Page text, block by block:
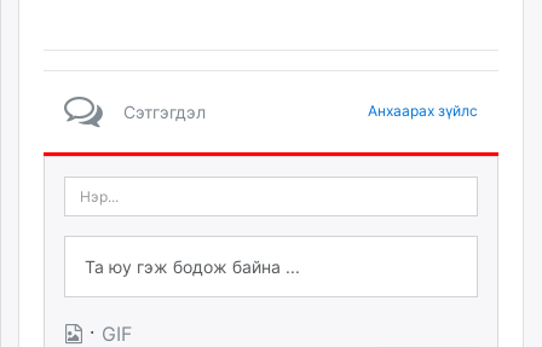
Сэтгэгдэл Анхаарах зүйлс
· GIF